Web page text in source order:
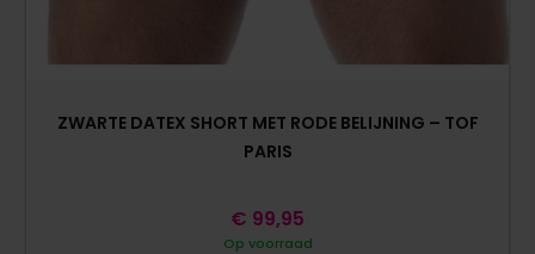
ZWARTE DATEX SHORT MET RODE BELIJNING – TOF
PARIS
Op voorraad
€ 99,95